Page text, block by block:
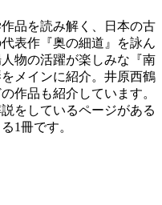
品を読み解く、日本の古
表作『奥の細道』を詠ん
物の活躍が楽しみな『南
メインに紹介。井原西鶴
作品も紹介しています。
をしているページがある
1冊です。